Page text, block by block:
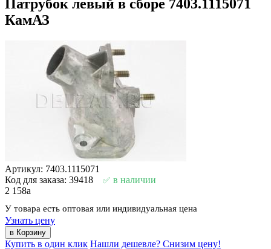
2 158a
У товара есть оптовая или индивидуальная цена
Купить в один клик Нашли дешевле? Снизим цену!
Описание
Способы оплаты
Характеристики товара
0.116 м.
0.112 м.
Вес:1,6 кг
Патрубок левый в сборе 7403.1115071 КамАЗ с доставкой в
России, для того чтобы сделать заказ Вам достаточно
обратиться к одному из наших специалистов, позвонив по
бесплатному телефону –8 800 200 33 44, отправить заявку
почту или приехать в офис компании.
Наличный